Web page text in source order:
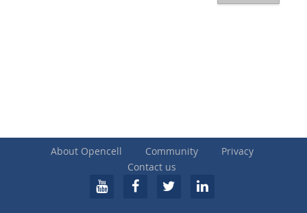
About Opencell Community
Privacy
Contact us